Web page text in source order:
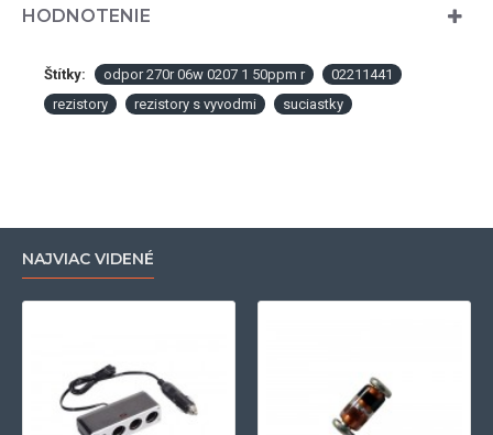
HODNOTENIE
Štítky: odpor 270r 06w 0207 1 50ppm r
02211441
rezistory
rezistory s vyvodmi suciastky
NAJVIAC VIDENÉ